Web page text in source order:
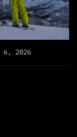
6, 2026